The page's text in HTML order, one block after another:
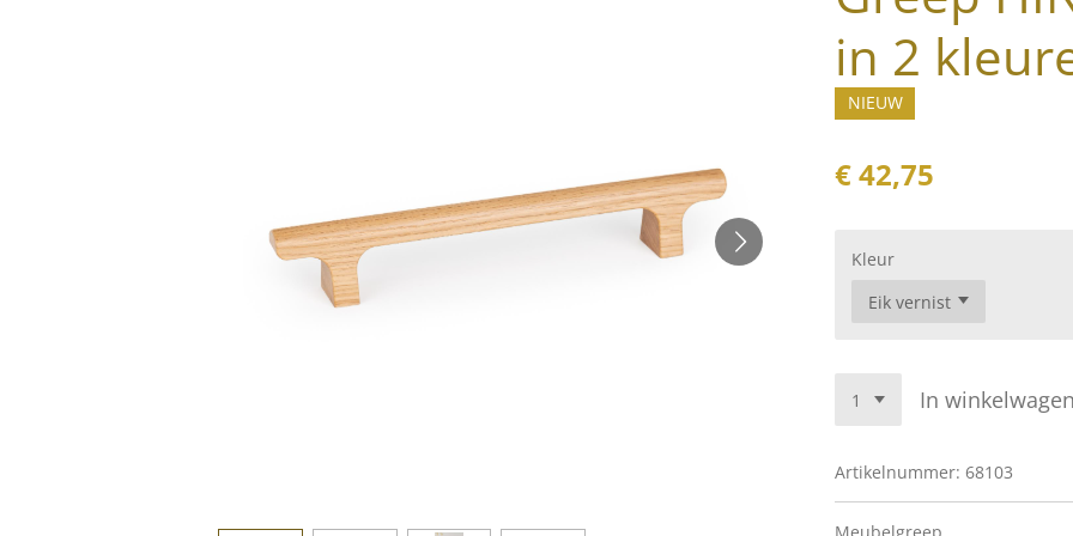
in 2
NIEUW
€ 42,75
Kleur
In
Artikelnummer: 68103